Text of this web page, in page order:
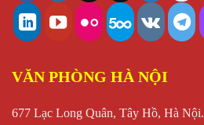
VĂN PHÒNG HÀ NỘI
677 Lạc Long Quân, Tây Hồ, Hà Nội.